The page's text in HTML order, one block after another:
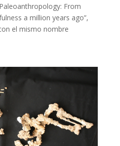
Paleoanthropology: From
a million years ago”,
el mismo nombre